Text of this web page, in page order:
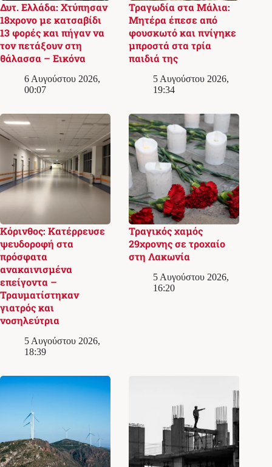
Δυτ. Ελλάδα: Χτύπησαν
18χρονο με κατσαβίδι
13 φορές και πήγαν να
τον πετάξουν στη
θάλασσα – Εικόνα
6 Αυγούστου 2026,
00:07
Τραγωδία στα Μάλια:
Μητέρα έπεσε από
φουσκωτό και πνίγηκε
μπροστά στα τρία
παιδιά της
5 Αυγούστου 2026,
19:34
Κόρινθος: Κατέρρευσε
ψευδοροφή στα
πρόσφατα
ανακαινισμένα
επείγοντα –
Τραυματίστηκαν
γιατρός και
νοσηλεύτρια
5 Αυγούστου 2026,
18:39
Τραγικός χαμός
29χρονης σε τροχαίο
στη Λακωνία
5 Αυγούστου 2026,
16:20